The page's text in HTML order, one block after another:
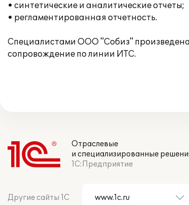
• синтетические и аналитические отчеты;
• регламентированная отчетность.
Специалистами ООО "Собиз" произведена
сопровождение по линии ИТС.
Отраслевые
и специализированные
1С:Предприятие
Другие сайты 1С